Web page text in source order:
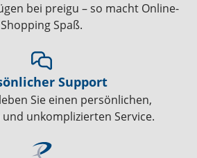
bei preigu – so macht Online-
Shopping Spaß.
Support
Sie einen persönlichen,
unkomplizierten Service.